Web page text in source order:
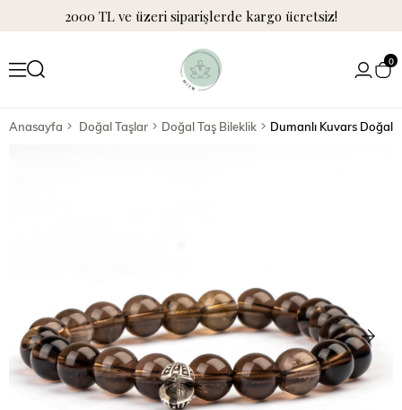
2000 TL ve üzeri siparişlerde kargo ücretsiz!
0
Anasayfa Doğal Taşlar Doğal Taş Bileklik